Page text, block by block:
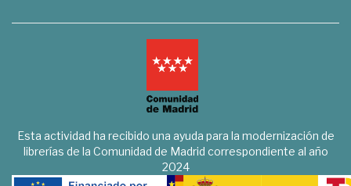
Esta actividad ha recibido una ayuda para la modernización de
librerías de la Comunidad de Madrid correspondiente al año
2024